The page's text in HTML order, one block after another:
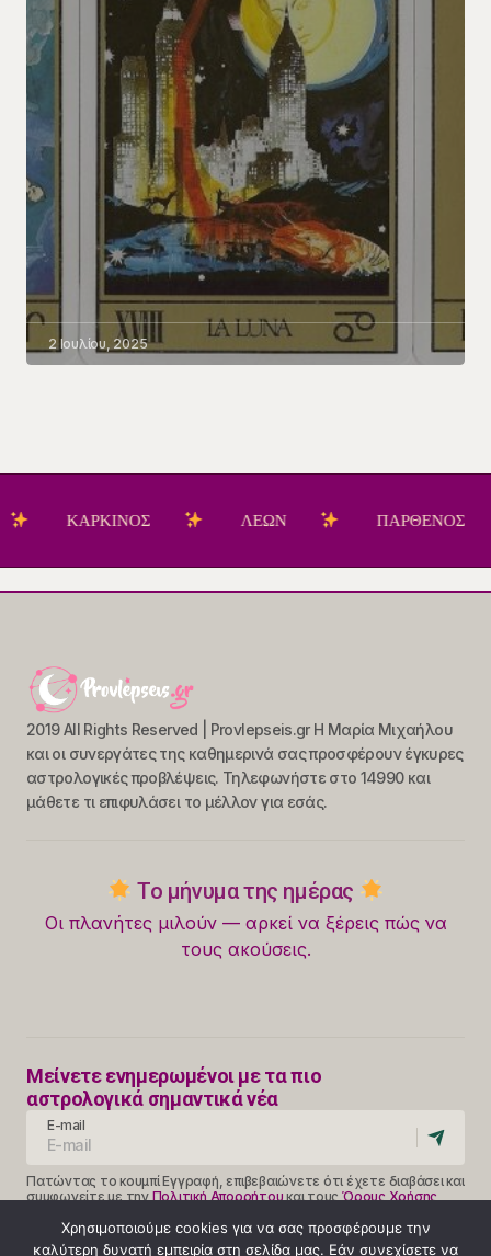
2 Ιουλίου, 2025
ΚΑΡΚΙΝΟΣ ΛΕΩΝ ΠΑΡΘΕΝΟΣ
2019 All Rights Reserved | Provlepseis.gr Η Μαρία Μιχαήλου
και οι συνεργάτες της καθημερινά σας προσφέρουν έγκυρες
αστρολογικές προβλέψεις. Τηλεφωνήστε στο 14990 και
μάθετε τι επιφυλάσει το μέλλον για εσάς.
Το μήνυμα της ημέρας
Οι πλανήτες μιλούν — αρκεί να ξέρεις πώς να
τους ακούσεις.
Μείνετε ενημερωμένοι με τα πιο
αστρολογικά σημαντικά νέα
E-mail
Πατώντας το κουμπί Εγγραφή, επιβεβαιώνετε ότι έχετε διαβάσει και
συμφωνείτε με τηνΠολιτική Απορρήτουκαι τουςΌρους Χρήσης
Χρησιμοποιούμε cookies για να σας προσφέρουμε την
καλύτερη δυνατή εμπειρία στη σελίδα μας. Εάν συνεχίσετε να